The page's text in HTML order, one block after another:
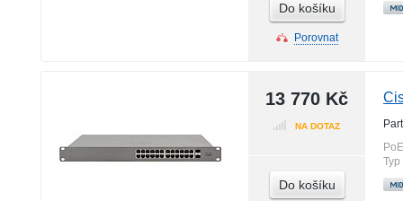
Do košíku
Porovnat
13 770 Kč
NA DOTAZ
Do košíku